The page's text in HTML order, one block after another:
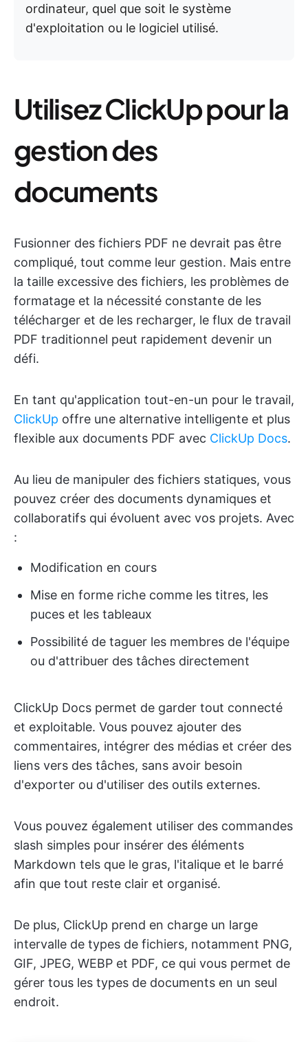
ordinateur, quel que soit le système
d'exploitation ou le logiciel utilisé.
Utilisez ClickUp pour la
gestion des
documents
Fusionner des fichiers PDF ne devrait pas être
compliqué, tout comme leur gestion. Mais entre
la taille excessive des fichiers, les problèmes de
formatage et la nécessité constante de les
télécharger et de les recharger, le flux de travail
PDF traditionnel peut rapidement devenir un
défi.
En tant qu'application tout-en-un pour le travail,
ClickUp offre une alternative intelligente et plus
flexible aux documents PDF avec ClickUp Docs.
Au lieu de manipuler des fichiers statiques, vous
pouvez créer des documents dynamiques et
collaboratifs qui évoluent avec vos projets. Avec
:
Modification en cours
Mise en forme riche comme les titres, les
puces et les tableaux
Possibilité de taguer les membres de l'équipe
ou d'attribuer des tâches directement
ClickUp Docs permet de garder tout connecté
et exploitable. Vous pouvez ajouter des
commentaires, intégrer des médias et créer des
liens vers des tâches, sans avoir besoin
d'exporter ou d'utiliser des outils externes.
Vous pouvez également utiliser des commandes
slash simples pour insérer des éléments
Markdown tels que le gras, l'italique et le barré
afin que tout reste clair et organisé.
De plus, ClickUp prend en charge un large
intervalle de types de fichiers, notamment PNG,
GIF, JPEG, WEBP et PDF, ce qui vous permet de
gérer tous les types de documents en un seul
endroit.